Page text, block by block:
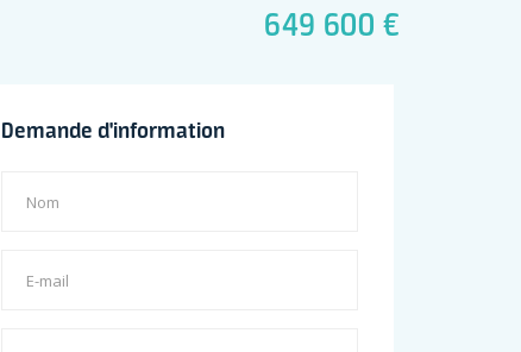
649 600 €
Demande d'information